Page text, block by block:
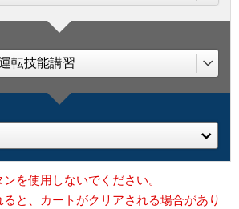
を使用しないでください。
と、カートがクリアされる場合があり